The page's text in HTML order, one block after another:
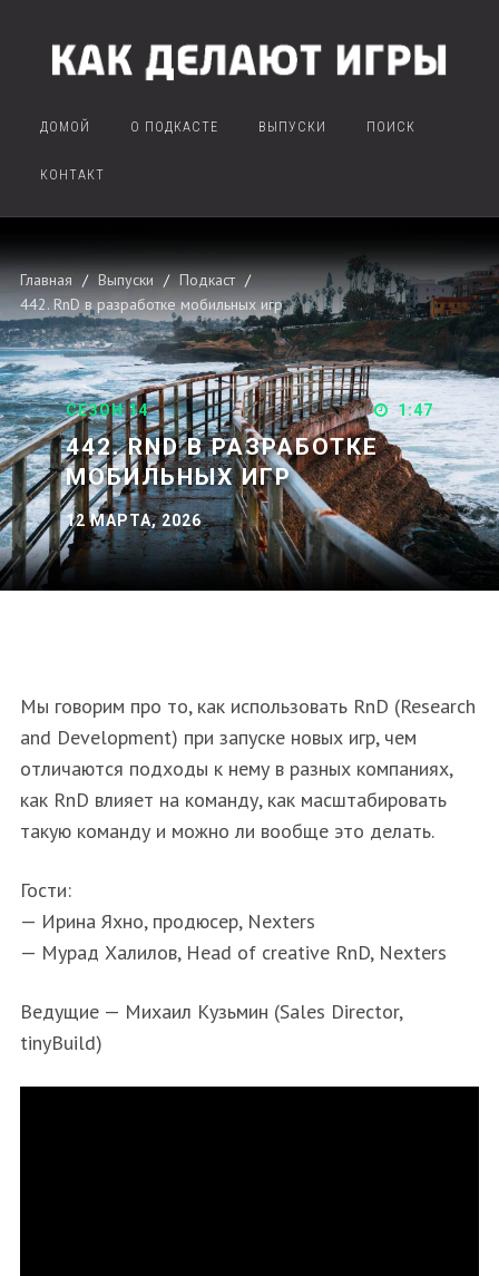
ДОМОЙ О ПОДКАСТЕ ВЫПУСКИ ПОИСК
КОНТАКТ
Главная Выпуски
Подкаст
442. RnD в разработке мобильных игр
СЕЗОН 14 1:47
442. RND В РАЗРАБОТКЕ
МОБИЛЬНЫХ ИГР
12 МАРТА, 2026
Мы говорим про то, как использовать RnD (Research
and Development) при запуске новых игр, чем
отличаются подходы к нему в разных компаниях,
как RnD влияет на команду, как масштабировать
такую команду и можно ли вообще это делать.
Гости:
— Ирина Яхно, продюсер, Nexters
— Мурад Халилов, Head of creative RnD, Nexters
Ведущие — Михаил Кузьмин (Sales Director,
tinyBuild)